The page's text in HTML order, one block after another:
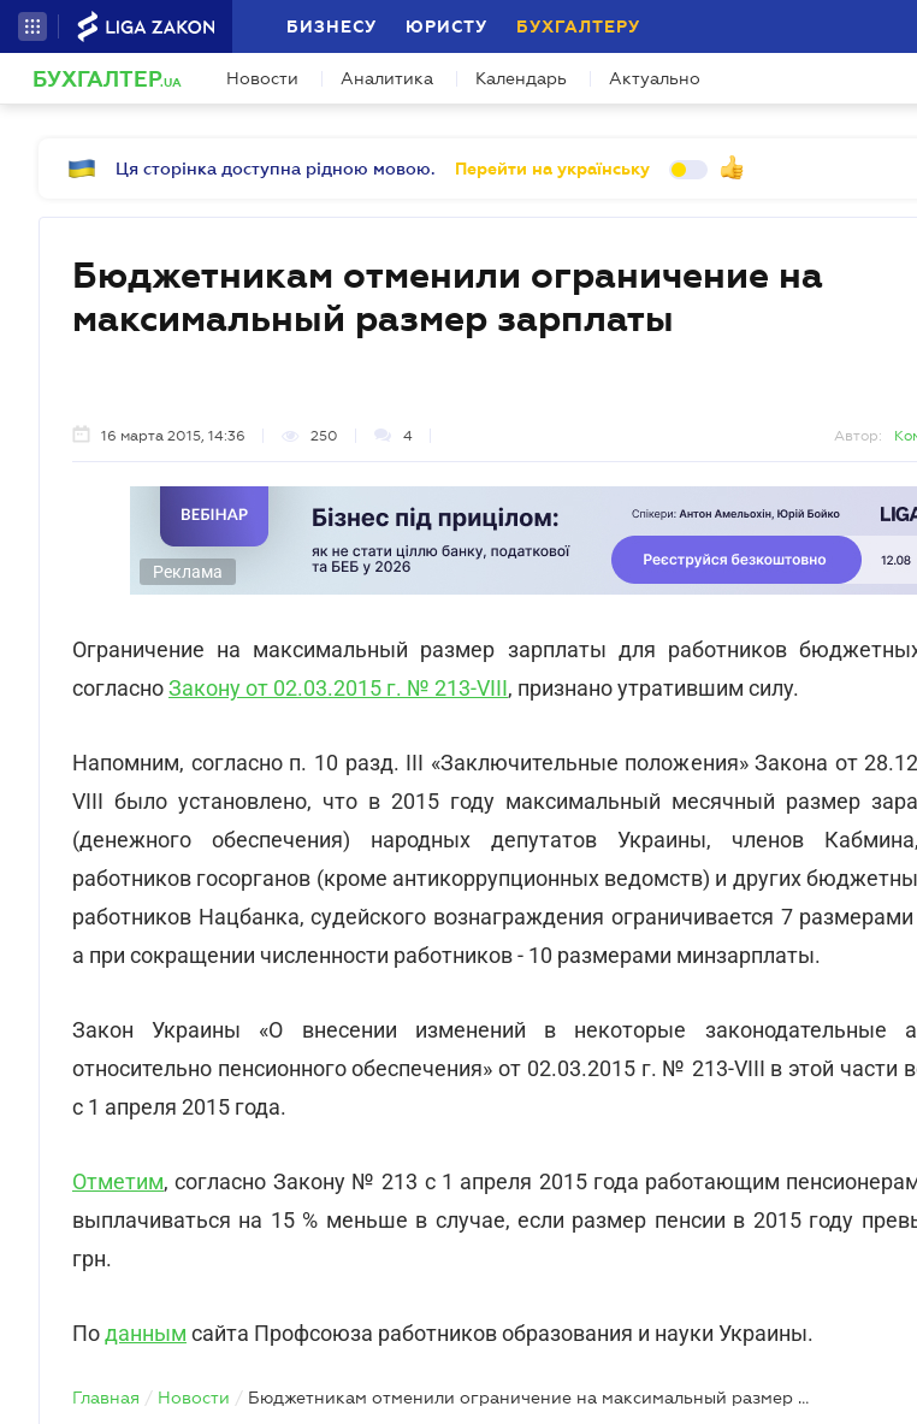
БИЗНЕСУ ЮРИСТУ БУХГАЛТЕРУ
БУХГАЛТЕР.UA Новости Аналитика Календарь Актуально
Ця сторінка доступна рідною мовою. Перейти на українську
Бюджетникам отменили ограничение на
максимальный размер зарплаты
16 марта 2015, 14:36 250 4 Автор:
Реклама
Ограничение на максимальный размер зарплаты для работников
согласноЗакону от 02.03.2015 г. № 213-VIII, признано утратившим силу.
Напомним, согласно п. 10 разд. III «Заключительные положения» Закона от
VIII было установлено, что в 2015 году максимальный месячный размер
(денежного обеспечения) народных депутатов Украины, членов
работников госорганов (кроме антикоррупционных ведомств) и других
работников Нацбанка, судейского вознаграждения ограничивается 7
а при сокращении численности работников - 10 размерами минзарплаты.
Закон Украины «О внесении изменений в некоторые законодательные
относительно пенсионного обеспечения» от 02.03.2015 г. № 213-VIII в этой части
с 1 апреля 2015 года.
Отметим, согласно Закону № 213 с 1 апреля 2015 года работающим
выплачиваться на 15 % меньше в случае, если размер пенсии в 2015 году
грн.
Поданным сайта Профсоюза работников образования и науки Украины.
Главная / Новости / Бюджетникам отменили ограничение на максимальный размер зарплаты